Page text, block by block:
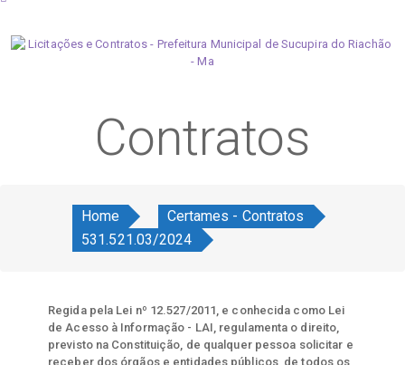
Contratos
Home
Certames - Contratos
531.521.03/2024
Regida pela Lei nº 12.527/2011, e conhecida como Lei
de Acesso à Informação - LAI, regulamenta o direito,
previsto na Constituição, de qualquer pessoa solicitar e
receber dos órgãos e entidades públicos, de todos os